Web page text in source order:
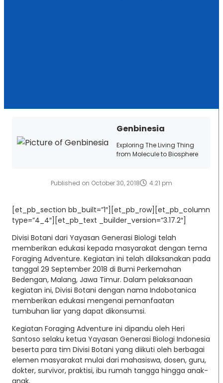
Genbinesia
Exploring The Living Thing
from Molecule to Biosphere
Published on October 30, 2018 4:21 pm
[et_pb_section bb_built=”1″][et_pb_row][et_pb_column
type=”4_4″][et_pb_text _builder_version=”3.17.2″]
Divisi Botani dari Yayasan Generasi Biologi telah
memberikan edukasi kepada masyarakat dengan tema
Foraging Adventure. Kegiatan ini telah dilaksanakan pada
tanggal 29 September 2018 di Bumi Perkemahan
Bedengan, Malang, Jawa Timur. Dalam pelaksanaan
kegiatan ini, Divisi Botani dengan nama Indobotanica
memberikan edukasi mengenai pemanfaatan
tumbuhan liar yang dapat dikonsumsi.
Kegiatan Foraging Adventure ini dipandu oleh Heri
Santoso selaku ketua Yayasan Generasi Biologi Indonesia
beserta para tim Divisi Botani yang diikuti oleh berbagai
elemen masyarakat mulai dari mahasiswa, dosen, guru,
dokter, survivor, praktisi, ibu rumah tangga hingga anak-
anak.